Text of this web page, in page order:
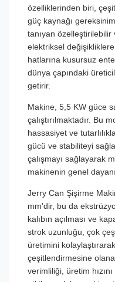
özelliklerinden biri,
güç kaynağı
tanıyan özelleştirilebilir
elektriksel
hatlarına kusursuz
dünya çapındaki
getirir.
Makine, 5,5 KW güce
çalıştırılmaktadır. Bu
hassasiyet ve
gücü ve stabiliteyi
çalışmayı sağlayarak
makinenin genel
Jerry Can Şişirme
mm'dir, bu da
kalıbın açılması ve
strok uzunluğu, çok
üretimini
çeşitlendirmesine
verimliliği, üretim